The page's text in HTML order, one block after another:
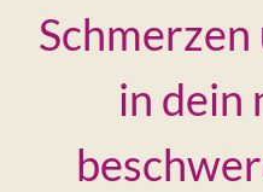
in dein